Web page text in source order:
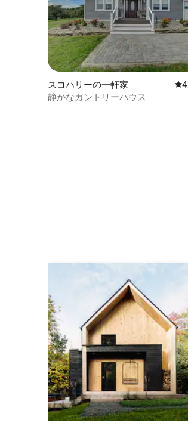
スコハリーの一軒家 レ
静かなカントリーハウス